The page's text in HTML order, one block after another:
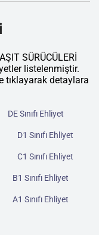
SÜRÜCÜLERİ
listelenmiştir.
tıklayarak detaylara
DE Sınıfı Ehliyet
D1 Sınıfı Ehliyet
C1 Sınıfı Ehliyet
B1 Sınıfı Ehliyet
A1 Sınıfı Ehliyet